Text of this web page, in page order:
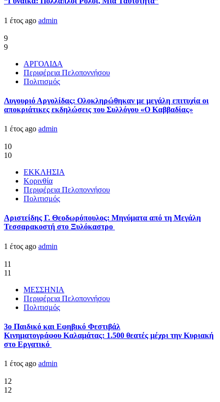
1 έτος ago admin
9
9
ΑΡΓΟΛΙΔΑ
Περιφέρεια Πελοποννήσου
Πολιτισμός
Λυγουριό Αργολίδας: Ολοκληρώθηκαν με μεγάλη επιτυχία οι
αποκριάτικες εκδηλώσεις του Συλλόγου «Ο Καββαδίας»
1 έτος ago admin
10
10
ΕΚΚΛΗΣΙΑ
Κορινθία
Περιφέρεια Πελοποννήσου
Πολιτισμός
Αριστείδης Γ. Θεοδωρόπουλος: Μηνύματα από τη Μεγάλη
Τεσσαρακοστή στο Ξυλόκαστρο
1 έτος ago admin
11
11
ΜΕΣΣΗΝΙΑ
Περιφέρεια Πελοποννήσου
Πολιτισμός
3ο Παιδικό και Εφηβικό Φεστιβάλ
Κινηματογράφου Καλαμάτας: 1.500 θεατές μέχρι την Κυριακή
στο Εργατικό
1 έτος ago admin
12
12